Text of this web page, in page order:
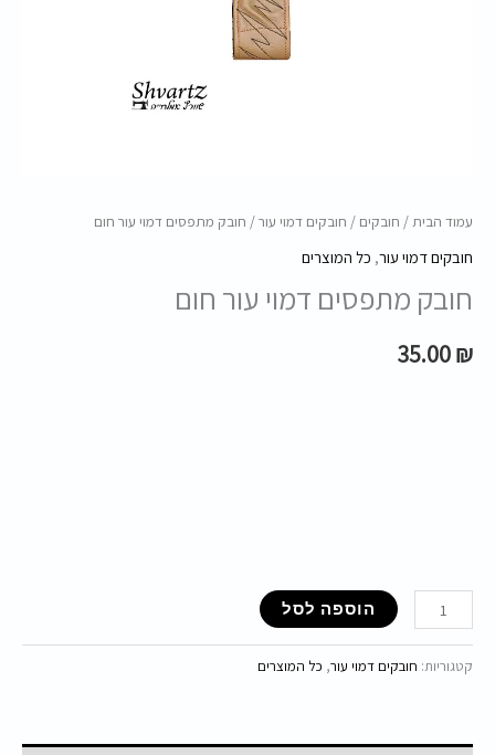
עמוד הבית/ חובקים / חובקים דמוי עור/ חובק מתפסים דמוי עור חום
חובקים דמוי עור, כל המוצרים
חובק מתפסים דמוי עור חום
35.00₪
הוספה לסל
קטגוריות: חובקים דמוי עור, כל המוצרים